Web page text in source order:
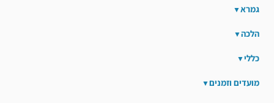
גמרא
הלכה
כללי
מועדים וזמנים